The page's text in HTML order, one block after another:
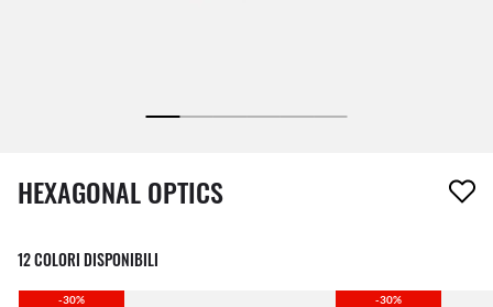
1 articolo è stato aggiunto alla tua wishlist
HEXAGONAL OPTICS
12 COLORI DISPONIBILI
-30% -30%